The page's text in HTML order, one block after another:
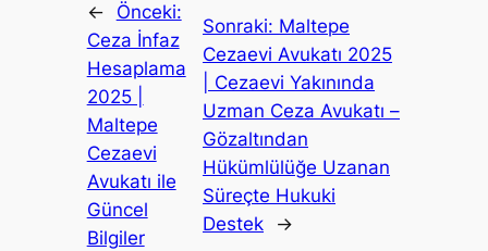
←
Önceki:
Ceza İnfaz
Hesaplama
2025 |
Maltepe
Cezaevi
Avukatı ile
Güncel
Bilgiler
Sonraki: Maltepe
Cezaevi Avukatı 2025
| Cezaevi Yakınında
Uzman Ceza Avukatı –
Gözaltından
Hükümlülüğe Uzanan
Süreçte Hukuki
Destek
→